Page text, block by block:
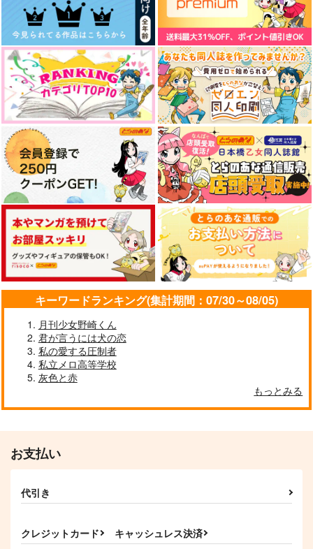
キーワードランキング(集計期間：07/30～08/05)
月刊少女野崎くん
君が言うには犬の恋
私の愛する圧制者
私立メロ高等学校
灰色と赤
もっとみる
お支払い
代引き
クレジットカード キャッシュレス決済